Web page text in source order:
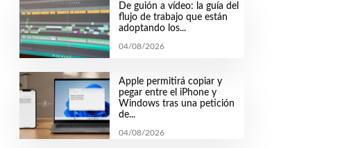
De guión a vídeo: la guía del
flujo de trabajo que están
adoptando los...
04/08/2026
Apple permitirá copiar y
pegar entre el iPhone y
Windows tras una petición
de...
04/08/2026